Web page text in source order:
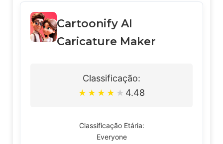
Cartoonify AI
Caricature Maker
Classificação:
★ ★ ★ ★ ★ 4.48
Classificação Etária:
Everyone